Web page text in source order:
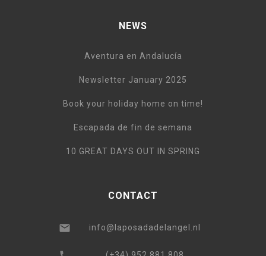
NEWS
Aventura en Andalucía
Newsletter January 2025
Book your holiday home on time!
Escapada de fin de semana
10 GREAT DAYS OUT IN SPRING
CONTACT
info@laposadadelangel.nl